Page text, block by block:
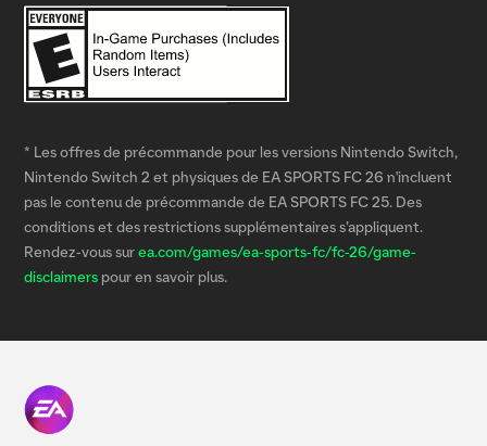
* Les offres de précommande pour les versions Nintendo Switch,
Nintendo Switch 2 et physiques de EA SPORTS FC 26 n'incluent
pas le contenu de précommande de EA SPORTS FC 25. Des
conditions et des restrictions supplémentaires s’appliquent.
Rendez-vous sur ea.com/games/ea-sports-fc/fc-26/game-
disclaimers pour en savoir plus.